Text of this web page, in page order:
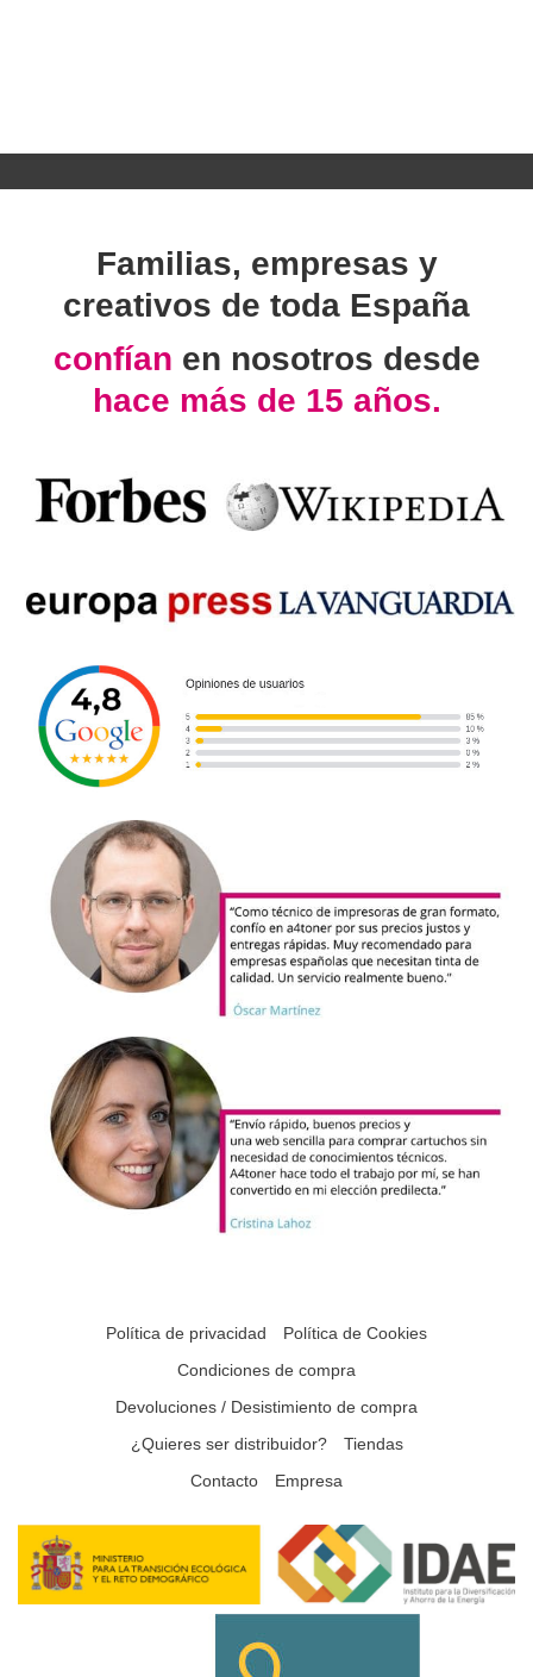
Familias, empresas y
creativos de toda España
confían en nosotros desde
hace más de 15 años.
Política de privacidad
Política de Cookies
Condiciones de compra
Devoluciones / Desistimiento de compra
¿Quieres ser distribuidor?
Tiendas
Contacto
Empresa